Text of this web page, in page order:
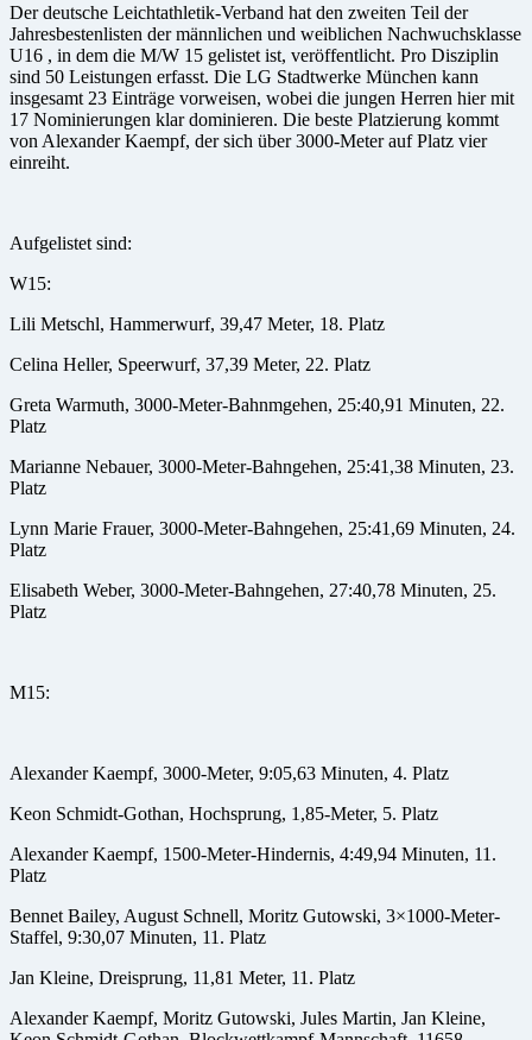
Der deutsche Leichtathletik-Verband hat den zweiten Teil der
Jahresbestenlisten der männlichen und weiblichen Nachwuchsklasse
U16 , in dem die M/W 15 gelistet ist, veröffentlicht. Pro Disziplin
sind 50 Leistungen erfasst. Die LG Stadtwerke München kann
insgesamt 23 Einträge vorweisen, wobei die jungen Herren hier mit
17 Nominierungen klar dominieren. Die beste Platzierung kommt
von Alexander Kaempf, der sich über 3000-Meter auf Platz vier
einreiht.
Aufgelistet sind:
W15:
Lili Metschl, Hammerwurf, 39,47 Meter, 18. Platz
Celina Heller, Speerwurf, 37,39 Meter, 22. Platz
Greta Warmuth, 3000-Meter-Bahnmgehen, 25:40,91 Minuten, 22.
Platz
Marianne Nebauer, 3000-Meter-Bahngehen, 25:41,38 Minuten, 23.
Platz
Lynn Marie Frauer, 3000-Meter-Bahngehen, 25:41,69 Minuten, 24.
Platz
Elisabeth Weber, 3000-Meter-Bahngehen, 27:40,78 Minuten, 25.
Platz
M15:
Alexander Kaempf, 3000-Meter, 9:05,63 Minuten, 4. Platz
Keon Schmidt-Gothan, Hochsprung, 1,85-Meter, 5. Platz
Alexander Kaempf, 1500-Meter-Hindernis, 4:49,94 Minuten, 11.
Platz
Bennet Bailey, August Schnell, Moritz Gutowski, 3×1000-Meter-
Staffel, 9:30,07 Minuten, 11. Platz
Jan Kleine, Dreisprung, 11,81 Meter, 11. Platz
Alexander Kaempf, Moritz Gutowski, Jules Martin, Jan Kleine,